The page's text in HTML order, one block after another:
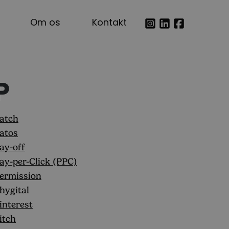
Om os Kontakt
off
per-Click (PPC)